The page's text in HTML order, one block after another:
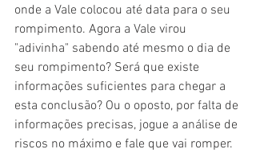
onde a Vale colocou até data para o seu
rompimento. Agora a Vale virou
"adivinha" sabendo até mesmo o dia de
seu rompimento? Será que existe
informações suficientes para chegar a
esta conclusão? Ou o oposto, por falta de
informações precisas, jogue a análise de
riscos no máximo e fale que vai romper.